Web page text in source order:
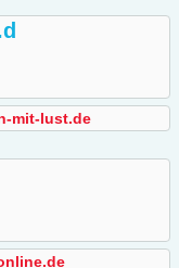
mit-lust.de